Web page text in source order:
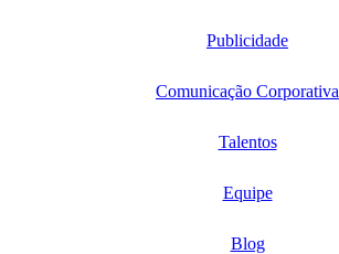
Publicidade
Comunicação Corporativa
Talentos
Equipe
Blog